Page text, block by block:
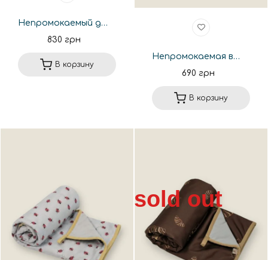
Непромокаемый детский наматрасник 60*120см. HMN16
830 грн
В корзину
Непромокаемая впитывающая пеленка 70*80см. HM62
690 грн
В корзину
sold out